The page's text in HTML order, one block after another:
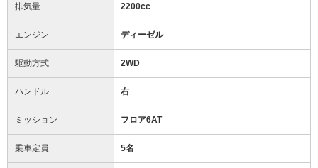
排気量 2200cc
エンジン ディーゼル
駆動方式 2WD
ハンドル 右
ミッション フロア6AT
乗車定員 5名